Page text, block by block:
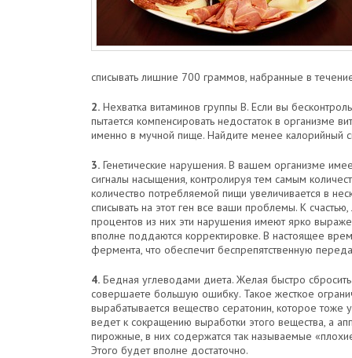
списывать лишние 700 граммов, набранные в
2. Нехватка витаминов группы В. Если вы
пытается компенсировать недостаток в организме
именно в мучной пище. Найдите менее калорийный
3. Генетические нарушения. В вашем организме
сигналы насыщения, контролируя тем самым
количество потребляемой пищи увеличивается в
списывать на этот ген все ваши проблемы. К
процентов из них эти нарушения имеют ярко
вполне поддаются корректировке. В настоящее
фермента, что обеспечит беспрепятственную
4. Бедная углеводами диета. Желая быстро
совершаете большую ошибку. Такое жесткое
вырабатывается вещество сератонин, которое тоже
ведет к сокращению выработки этого вещества, а
пирожные, в них содержатся так называемые
Этого будет вполне достаточно.